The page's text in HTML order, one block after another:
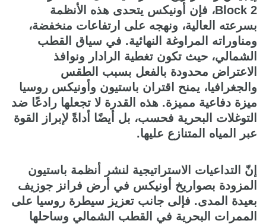
Block 2، فإن أونيكس يتحدى هذه الأنظمة
بسرعته العالية، ونهجه على ارتفاعات منخفضة،
ومناوراته المراوغة النهائية. في سياق القطب
الشمالي، حيث تكون تغطية الرادار ونوافذ
الاعتراض محدودة بالفعل بسبب الطقس
والجغرافيا، يمنح اقتران باستيون وأونيكس روسيا
ميزة دفاعية مميزة. هذه القدرة لا تجعلها رادعًا ضد
التوغلات البحرية فحسب، بل أيضًا أداةً لإبراز القوة
عبر المياه المتنازع عليها.
إنّ التداعيات الاستراتيجية لنشر أنظمة باستيون
المزودة بصواريخ أونيكس في أرض فرانز جوزيف
بعيدة المدى. فإلى جانب تعزيز سيطرة روسيا على
الممرات البحرية في القطب الشمالي وساحلها